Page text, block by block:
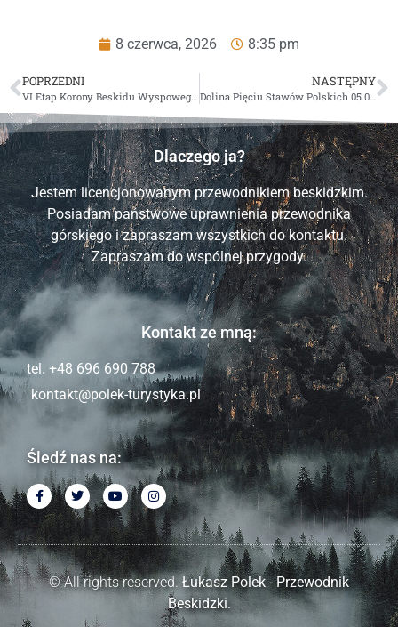
8 czerwca, 2026 8:35 pm
POPRZEDNI
VI Etap Korony Beskidu Wyspowego – 10.05.2026 r.
NASTĘPNY
Dolina Pięciu Stawów Polskich 05.07.2026 r.
Dlaczego ja?
Jestem licencjonowanym przewodnikiem beskidzkim.
Posiadam państwowe uprawnienia przewodnika
górskiego i zapraszam wszystkich do kontaktu.
Zapraszam do wspólnej przygody.
Kontakt ze mną:
tel. +48 696 690 788
kontakt@polek-turystyka.pl
Śledź nas na:
© All rights reserved. Łukasz Polek - Przewodnik
Beskidzki.